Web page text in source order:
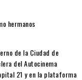
de la Ciudad de
del Autocinema
21 y en la plataforma